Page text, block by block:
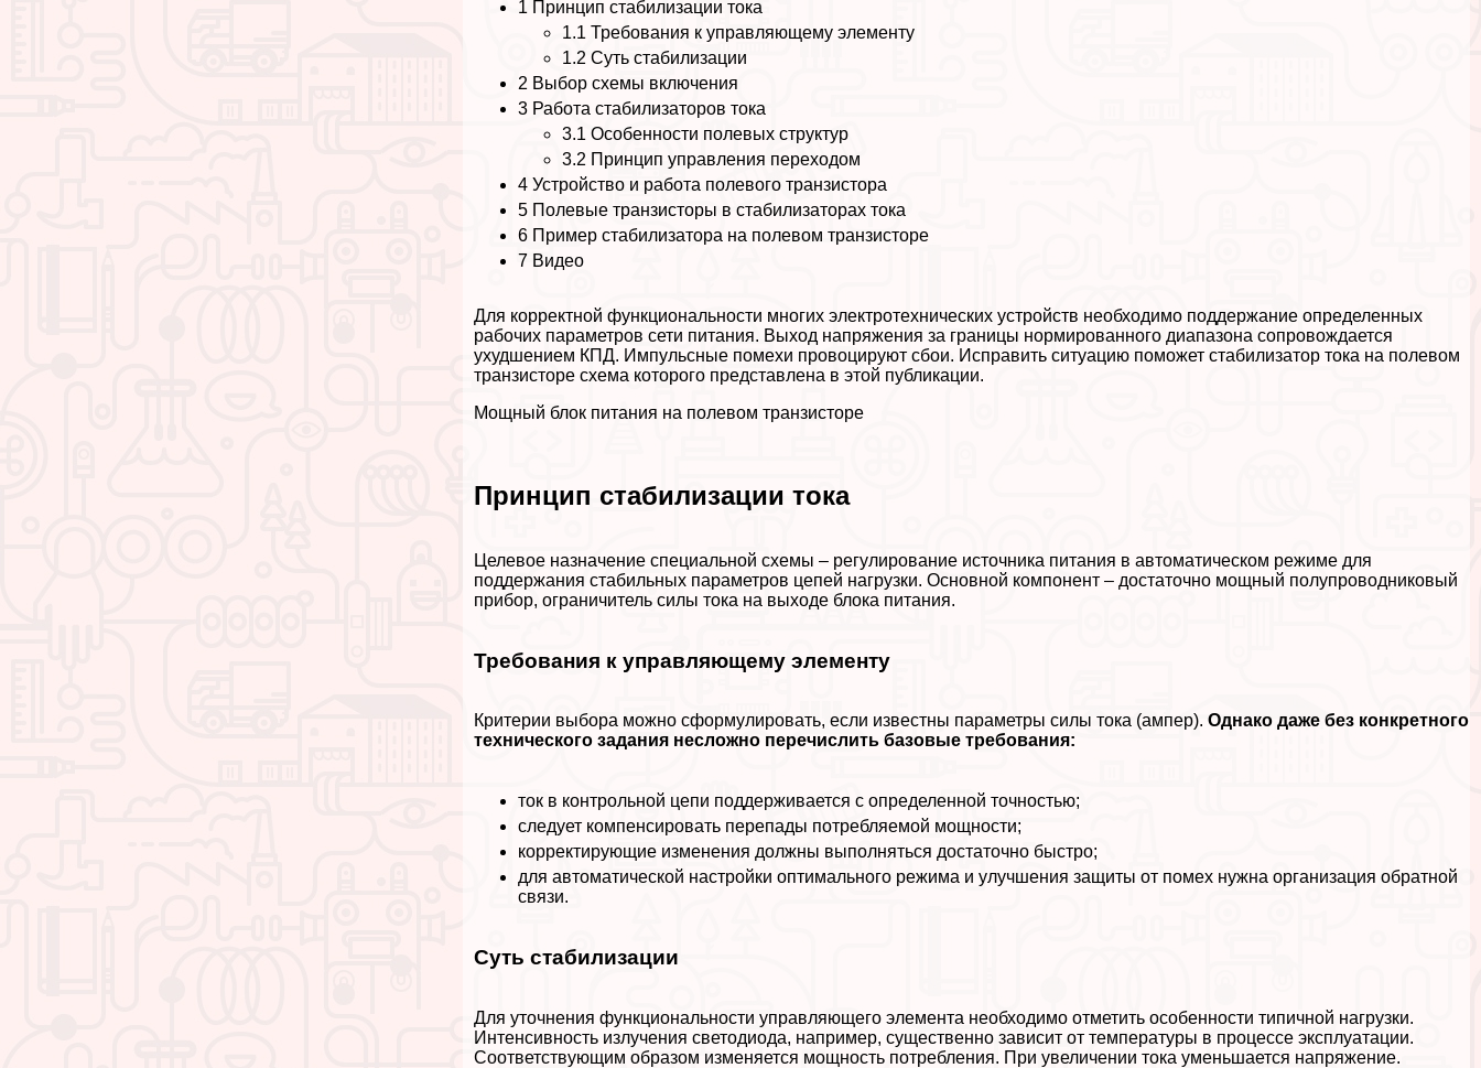
1 Принцип стабилизации тока
1.1 Требования к управляющему элементу
1.2 Суть стабилизации
2 Выбор схемы включения
3 Работа стабилизаторов тока
3.1 Особенности полевых структур
3.2 Принцип управления переходом
4 Устройство и работа полевого транзистора
5 Полевые транзисторы в стабилизаторах тока
6 Пример стабилизатора на полевом транзисторе
7 Видео
Для корректной функциональности многих электротехнических устройств необходимо поддержание определенных
рабочих параметров сети питания. Выход напряжения за границы нормированного диапазона сопровождается
ухудшением КПД. Импульсные помехи провоцируют сбои. Исправить ситуацию поможет стабилизатор тока на полевом
транзисторе схема которого представлена в этой публикации.
Мощный блок питания на полевом транзисторе
Принцип стабилизации тока
Целевое назначение специальной схемы – регулирование источника питания в автоматическом режиме для
поддержания стабильных параметров цепей нагрузки. Основной компонент – достаточно мощный полупроводниковый
прибор, ограничитель силы тока на выходе блока питания.
Требования к управляющему элементу
Критерии выбора можно сформулировать, если известны параметры силы тока (ампер).Однако даже без конкретного
технического задания несложно перечислить базовые требования:
ток в контрольной цепи поддерживается с определенной точностью;
следует компенсировать перепады потрeбляемой мощности;
корректирующие изменения должны выполняться достаточно быстро;
для автоматической настройки оптимального режима и улучшения защиты от помех нужна организация обратной
связи.
Суть стабилизации
Для уточнения функциональности управляющего элемента необходимо отметить особенности типичной нагрузки.
Интенсивность излучения светодиода, например, существенно зависит от температуры в процессе эксплуатации.
Соответствующим образом изменяется мощность потрeбления. При увеличении тока уменьшается напряжение.